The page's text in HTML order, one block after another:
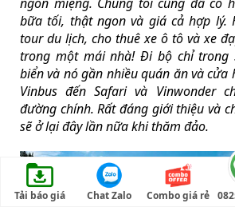
bữa tối, thật ngon và giá cả hợp lý.
tour du lịch, cho thuê xe ô tô và xe
trong một mái nhà! Đi bộ chỉ trong
biển và nó gần nhiều quán ăn và cửa
Vinbus đến Safari và Vinwonder
đường chính. Rất đáng giới thiệu và
sẽ ở lại đây lần nữa khi thăm đảo.
Tải báo giá Chat Zalo Combo giá rẻ